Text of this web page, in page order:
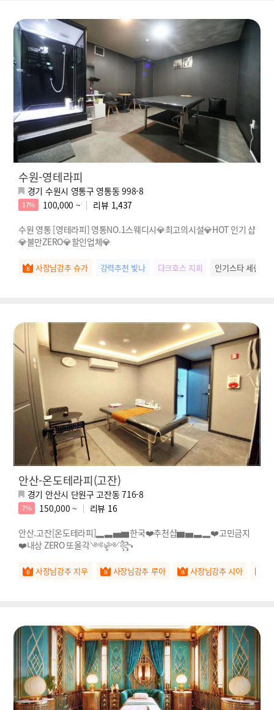
수원-영테라피
경기 수원시 영통구 영통동 998-8
17% 100,000 ~ 리뷰 1,437
수원 영통 [영테라피] 영통NO.1스웨디시💎최고의시설💎HOT 인기 샵
💎불만ZERO💎할인업체💎
사장님강추 슈가 강력추천 빛나 다크호스 지희 인기스타 세린
안산-온도테라피(고잔)
경기 안산시 단원구 고잔동 716-8
7% 150,000 ~ 리뷰 16
안산.고잔[온도테라피]▂▃▅▆한국❤️추천샵▆▅▃▂❤️고민금지
❤️내상 ZERO 또올각༺ৡ༻꧂
사장님강추 지우 사장님강추 루아 사장님강추 시아